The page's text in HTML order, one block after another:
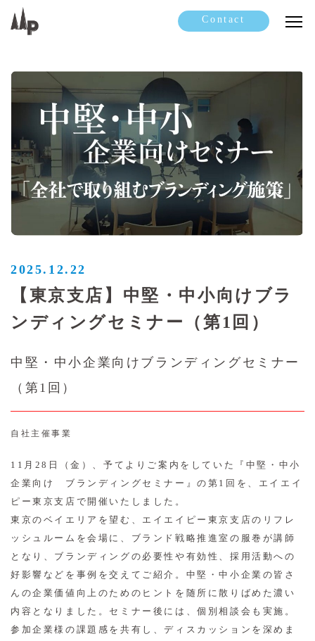
Contact
2025.12.22
【東京支店】中堅・中小向けブラ
ンディングセミナー（第1回）
中堅・中小企業向けブランディングセミナー
（第1回）
自社主催事業
11月28日（金）、予てよりご案内をしていた『中堅・中小
企業向け ブランディングセミナー』の第1回を、エイエイ
ピー東京支店で開催いたしました。
東京のベイエリアを望む、エイエイピー東京支店のリフレ
ッシュルームを会場に、ブランド戦略推進室の服巻が講師
となり、ブランディングの必要性や有効性、採用活動への
好影響などを事例を交えてご紹介。中堅・中小企業の皆さ
んの企業価値向上のためのヒントを随所に散りばめた濃い
内容となりました。セミナー後には、個別相談会も実施。
参加企業様の課題感を共有し、ディスカッションを深めま